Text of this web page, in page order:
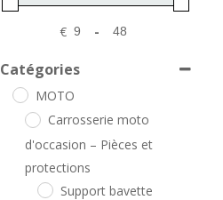
€
Minimum Price
-
Maximum Price
Catégories
MOTO
Carrosserie moto
d'occasion – Pièces et
protections
Support bavette